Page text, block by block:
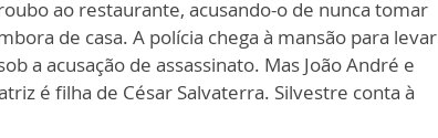
ao restaurante, acusando-o de nunca tomar
de casa. A polícia chega à mansão para levar
a acusação de assassinato. Mas João André e
é filha de César Salvaterra. Silvestre conta à